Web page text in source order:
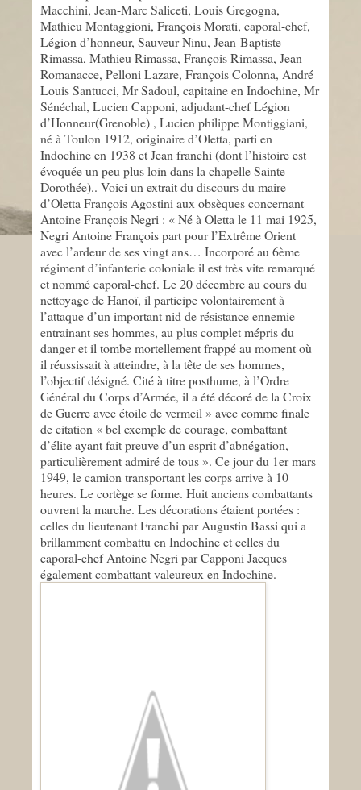
Macchini, Jean-Marc Saliceti, Louis Gregogna,
Mathieu Montaggioni, François Morati, caporal-chef,
Légion d’honneur, Sauveur Ninu, Jean-Baptiste
Rimassa, Mathieu Rimassa, François Rimassa, Jean
Romanacce, Pelloni Lazare, François Colonna, André
Louis Santucci, Mr Sadoul, capitaine en Indochine, Mr
Sénéchal, Lucien Capponi, adjudant-chef Légion
d’Honneur(Grenoble) , Lucien philippe Montiggiani,
né à Toulon 1912, originaire d’Oletta, parti en
Indochine en 1938 et Jean franchi (dont l’histoire est
évoquée un peu plus loin dans la chapelle Sainte
Dorothée).. Voici un extrait du discours du maire
d’Oletta François Agostini aux obsèques concernant
Antoine François Negri : « Né à Oletta le 11 mai 1925,
Negri Antoine François part pour l’Extrême Orient
avec l’ardeur de ses vingt ans… Incorporé au 6ème
régiment d’infanterie coloniale il est très vite remarqué
et nommé caporal-chef. Le 20 décembre au cours du
nettoyage de Hanoï, il participe volontairement à
l’attaque d’un important nid de résistance ennemie
entrainant ses hommes, au plus complet mépris du
danger et il tombe mortellement frappé au moment où
il réussissait à atteindre, à la tête de ses hommes,
l’objectif désigné. Cité à titre posthume, à l’Ordre
Général du Corps d’Armée, il a été décoré de la Croix
de Guerre avec étoile de vermeil » avec comme finale
de citation « bel exemple de courage, combattant
d’élite ayant fait preuve d’un esprit d’abnégation,
particulièrement admiré de tous ». Ce jour du 1er mars
1949, le camion transportant les corps arrive à 10
heures. Le cortège se forme. Huit anciens combattants
ouvrent la marche. Les décorations étaient portées :
celles du lieutenant Franchi par Augustin Bassi qui a
brillamment combattu en Indochine et celles du
caporal-chef Antoine Negri par Capponi Jacques
également combattant valeureux en Indochine.